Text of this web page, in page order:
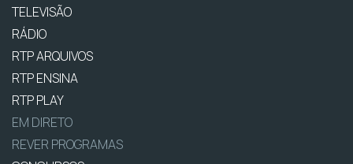
TELEVISÃO
RÁDIO
RTP ARQUIVOS
RTP ENSINA
RTP PLAY
EM DIRETO
REVER PROGRAMAS